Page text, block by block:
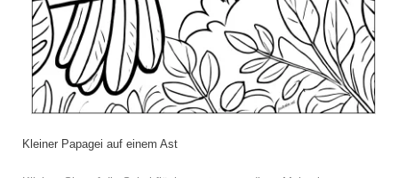
Kleiner Papagei auf einem Ast